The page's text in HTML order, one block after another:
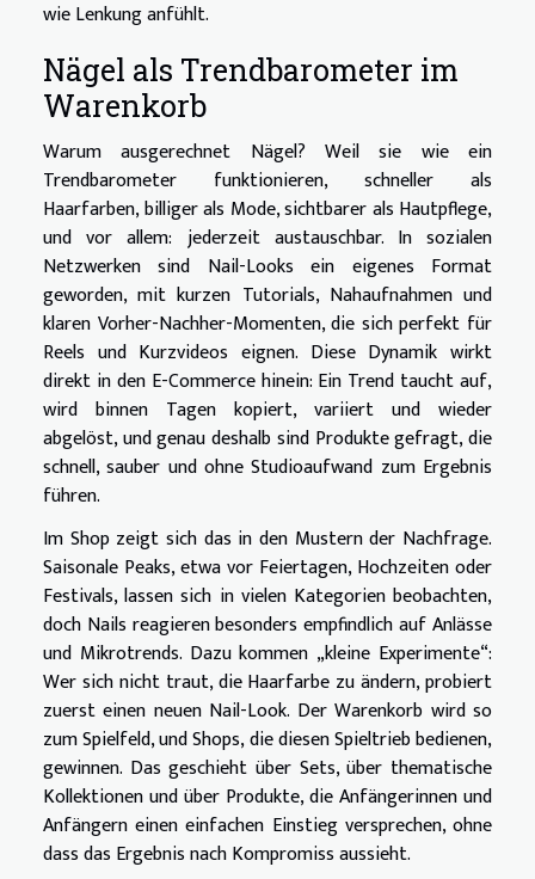
wie Lenkung anfühlt.
Nägel als Trendbarometer im
Warenkorb
Warum ausgerechnet Nägel? Weil sie wie ein
Trendbarometer funktionieren, schneller als
Haarfarben, billiger als Mode, sichtbarer als Hautpflege,
und vor allem: jederzeit austauschbar. In sozialen
Netzwerken sind Nail-Looks ein eigenes Format
geworden, mit kurzen Tutorials, Nahaufnahmen und
klaren Vorher-Nachher-Momenten, die sich perfekt für
Reels und Kurzvideos eignen. Diese Dynamik wirkt
direkt in den E-Commerce hinein: Ein Trend taucht auf,
wird binnen Tagen kopiert, variiert und wieder
abgelöst, und genau deshalb sind Produkte gefragt, die
schnell, sauber und ohne Studioaufwand zum Ergebnis
führen.
Im Shop zeigt sich das in den Mustern der Nachfrage.
Saisonale Peaks, etwa vor Feiertagen, Hochzeiten oder
Festivals, lassen sich in vielen Kategorien beobachten,
doch Nails reagieren besonders empfindlich auf Anlässe
und Mikrotrends. Dazu kommen „kleine Experimente“:
Wer sich nicht traut, die Haarfarbe zu ändern, probiert
zuerst einen neuen Nail-Look. Der Warenkorb wird so
zum Spielfeld, und Shops, die diesen Spieltrieb bedienen,
gewinnen. Das geschieht über Sets, über thematische
Kollektionen und über Produkte, die Anfängerinnen und
Anfängern einen einfachen Einstieg versprechen, ohne
dass das Ergebnis nach Kompromiss aussieht.